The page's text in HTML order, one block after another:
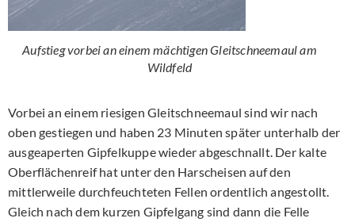
Aufstieg vorbei an einem mächtigen Gleitschneemaul am
Wildfeld
Vorbei an einem riesigen Gleitschneemaul sind wir nach
oben gestiegen und haben 23 Minuten später unterhalb der
ausgeaperten Gipfelkuppe wieder abgeschnallt. Der kalte
Oberflächenreif hat unter den Harscheisen auf den
mittlerweile durchfeuchteten Fellen ordentlich angestollt.
Gleich nach dem kurzen Gipfelgang sind dann die Felle